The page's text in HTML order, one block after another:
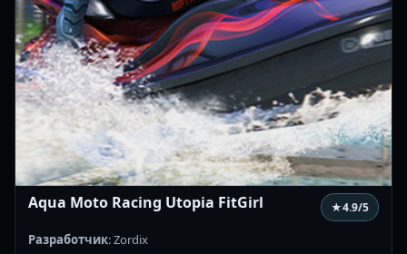
Aqua Moto Racing Utopia FitGirl ★4.9/5
Разработчик: Zordix